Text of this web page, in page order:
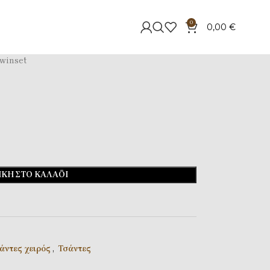
0 0,00 €
ΣΤΟ ΚΑΛΆΘΙ
χειρός , Τσάντες